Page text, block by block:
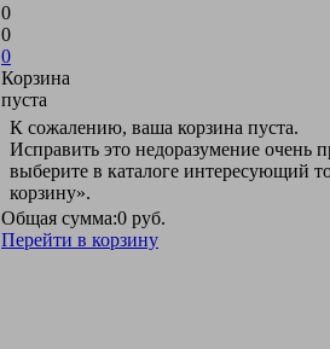
0
0
0
Корзина
пуста
К сожалению, ваша корзина пуста.
Исправить это недоразумение очень
выберите в каталоге интересующий
корзину».
Общая сумма:0 руб.
Перейти в корзину